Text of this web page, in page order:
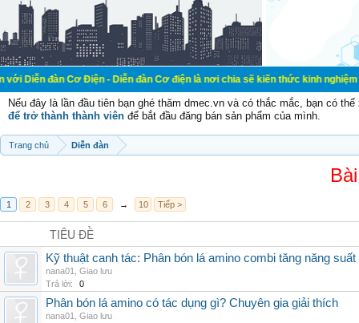
Cơ Điện - Diễn đàn Cơ điện là nơi chia sẽ kiến thức kinh nghiệm trong
Nếu đây là lần đầu tiên bạn ghé thăm dmec.vn và có thắc mắc, bạn có
để trở thành thành viên để bắt đầu đăng bán sản phẩm của mình.
Trang chủ Diễn đàn
1 2 3 4 5 6 → 10 Tiếp >
TIÊU ĐỀ
Kỹ thuật canh tác: Phân bón lá amino combi tăng năng suất
nana01
Giao lưu
Trả lời:
0
Phân bón lá amino có tác dụng gì? Chuyên gia giải thích
nana01
Giao lưu